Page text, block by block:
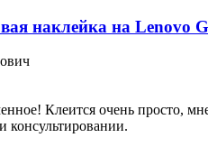
наклейка на Lenovo
Клеится очень просто,
консультировании.